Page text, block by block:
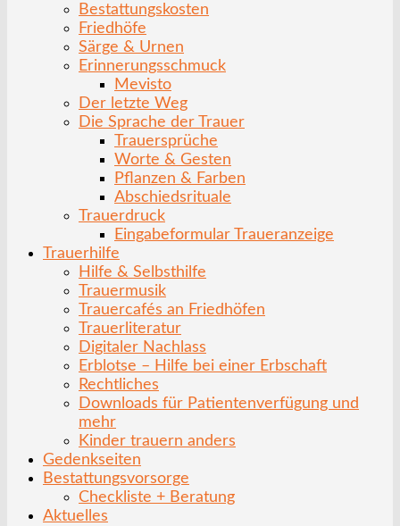
Bestattungskosten
Friedhöfe
Särge & Urnen
Erinnerungsschmuck
Mevisto
Der letzte Weg
Die Sprache der Trauer
Trauersprüche
Worte & Gesten
Pflanzen & Farben
Abschiedsrituale
Trauerdruck
Eingabeformular Traueranzeige
Trauerhilfe
Hilfe & Selbsthilfe
Trauermusik
Trauercafés an Friedhöfen
Trauerliteratur
Digitaler Nachlass
Erblotse – Hilfe bei einer Erbschaft
Rechtliches
Downloads für Patientenverfügung und
mehr
Kinder trauern anders
Gedenkseiten
Bestattungsvorsorge
Checkliste + Beratung
Aktuelles